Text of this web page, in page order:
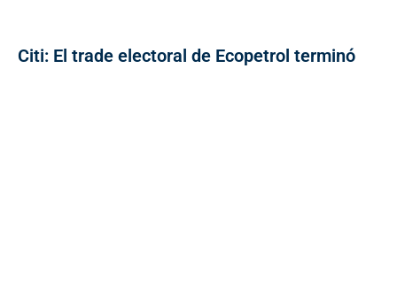
Citi: El trade electoral de Ecopetrol terminó